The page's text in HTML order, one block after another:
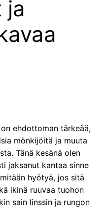
ja
ehdottoman tärkeää,
mönkijöitä ja muuta
Tänä kesänä olen
jaksanut kantaa sinne
hyötyä, jos sitä
ikinä ruuvaa tuohon
sain linssin ja rungon